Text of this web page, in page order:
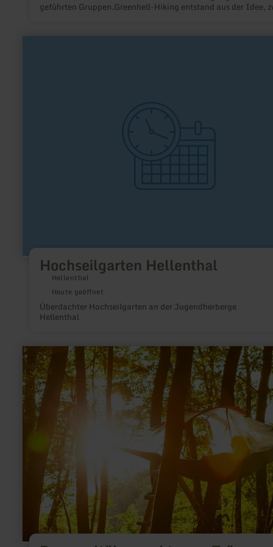
geführten Gruppen.Greenhell-Hiking entstand aus der Idee,
Hochseilgarten Hellenthal
Hellenthal
Heute geöffnet
Überdachter Hochseilgarten an der Jugendherberge
Hellenthal
mehr
erfahren
zu:
Baumzeltübernachtung
-
Träumen
in
den
Bäumen